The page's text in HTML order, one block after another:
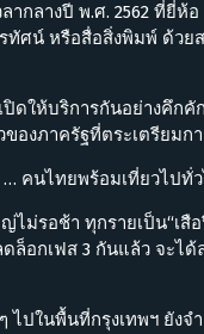
ากลางปี พ.ศ. 2562 ที่ยี่
ทัศน์ หรือสื่อสิ่งพิมพ์ ด้ว
ปิดให้บริการกันอย่างคึก
องภาครัฐที่ตระเตรียมก
คนไทยพร้อมเที่ยวไปทั่
ไม่รอช้า ทุกรายเป็น“เ
ล็อกเฟส 3 กันแล้ว จะไ
ไปในพื้นที่กรุงเทพฯ ยัง